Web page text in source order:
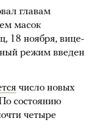
главам
масок
18 ноября, вице-
режим введен
число новых
состоянию
четыре